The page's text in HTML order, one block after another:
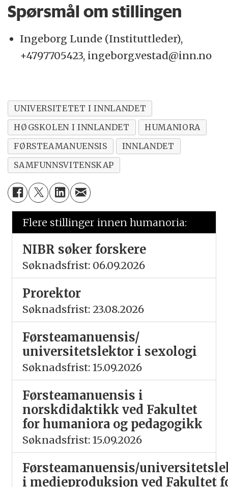
Spørsmål om stillingen
Ingeborg Lunde (Instituttleder),
+4797705423, ingeborg.vestad@inn.no
UNIVERSITETET I INNLANDET
HØGSKOLEN I INNLANDET
HUMANIORA
FØRSTEAMANUENSIS
INNLANDET
SAMFUNNSVITENSKAP
Flere stillinger innen humanoria:
NIBR søker forskere
Søknadsfrist: 06.09.2026
Prorektor
Søknadsfrist: 23.08.2026
Førsteamanuensis/
universitetslektor i sexologi
Søknadsfrist: 15.09.2026
Førsteamanuensis i
norskdidaktikk ved Fakultet
for humaniora og pedagogikk
Søknadsfrist: 15.09.2026
Førsteamanuensis/
i medieproduksjon ved Fakultet